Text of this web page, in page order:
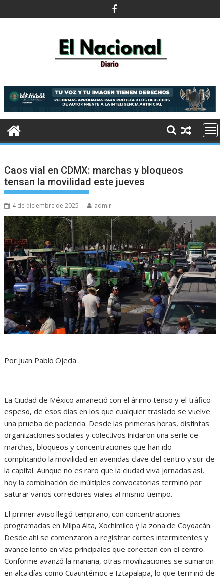
al
Caos vial en CDMX: marchas y bloqueos
tensan la movilidad este jueves
4 de diciembre de 2025 admin
Por Juan Pablo Ojeda
La Ciudad de México amaneció con el ánimo tenso y el tráfico
espeso, de esos días en los que cualquier traslado se vuelve
una prueba de paciencia. Desde las primeras horas, distintas
organizaciones sociales y colectivos iniciaron una serie de
marchas, bloqueos y concentraciones que han ido
complicando la movilidad en avenidas clave del centro y sur de
la capital. Aunque no es raro que la ciudad viva jornadas así,
hoy la combinación de múltiples convocatorias terminó por
saturar varios corredores viales al mismo tiempo.
El primer aviso llegó temprano, con concentraciones
programadas en Milpa Alta, Xochimilco y la zona de Coyoacán.
Desde ahí se comenzaron a registrar cortes intermitentes y
avance lento en vías principales que conectan con el centro.
Conforme avanzó la mañana, otras movilizaciones se sumaron
en alcaldías como Cuauhtémoc e Iztapalapa, lo que terminó de